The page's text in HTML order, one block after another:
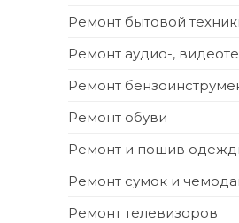
Ремонт бытовой
Ремонт аудио-,
Ремонт
Ремонт обуви
Ремонт и пошив
Ремонт сумок и
Ремонт телевизоров